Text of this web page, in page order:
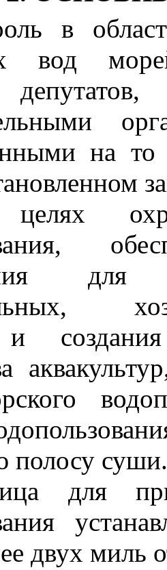
в
вод
на то
для
и
полосу суши.
для
двух миль